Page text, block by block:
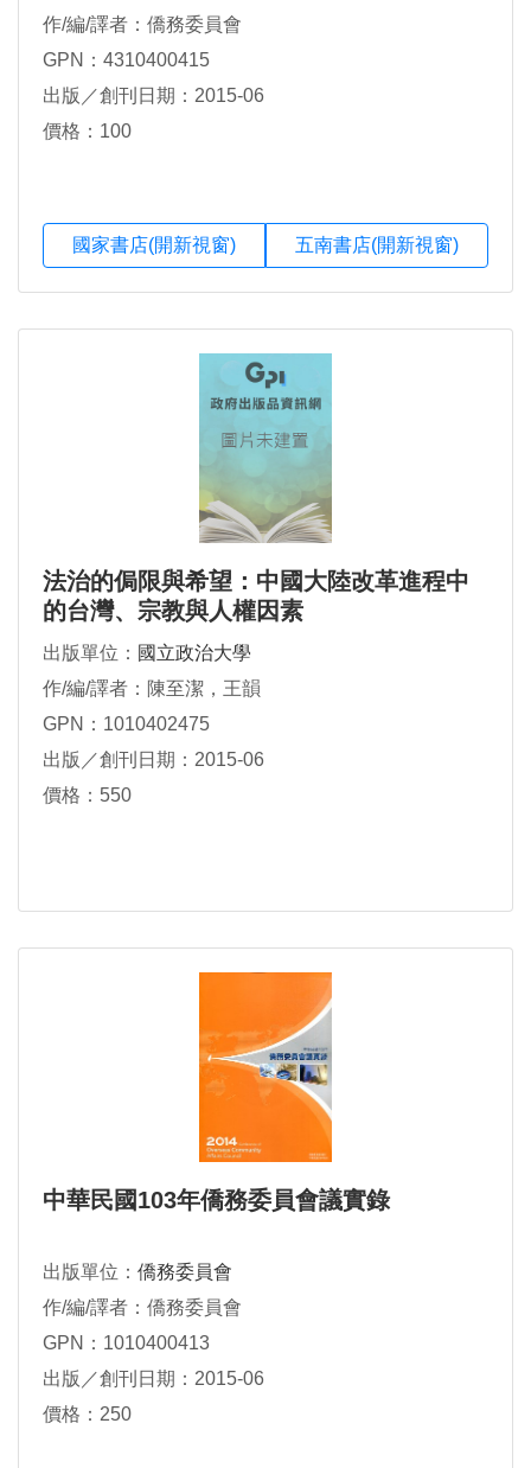
作/編/譯者：僑務委員會
GPN：4310400415
出版／創刊日期：2015-06
價格：100
國家書店(開新視窗) 五南書店(開新視窗)
法治的侷限與希望：中國大陸改革進程中
的台灣、宗教與人權因素
出版單位： 國立政治大學
作/編/譯者：陳至潔，王韻
GPN：1010402475
出版／創刊日期：2015-06
價格：550
中華民國103年僑務委員會議實錄
出版單位： 僑務委員會
作/編/譯者：僑務委員會
GPN：1010400413
出版／創刊日期：2015-06
價格：250